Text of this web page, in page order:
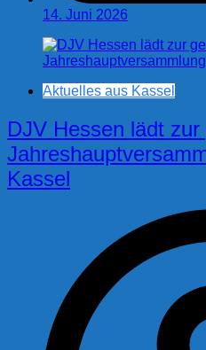
14. Juni 2026
Aktuelles aus Kassel
DJV Hessen lädt zur
Kassel